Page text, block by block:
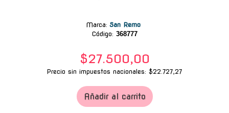
Marca: San Remo
Código: 368777
$27.500,00
Precio sin impuestos nacionales: $22.727,27
Añadir al carrito